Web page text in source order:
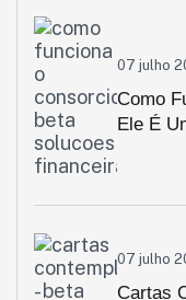
07 julho
Como
Ele É
07 julho
Cartas